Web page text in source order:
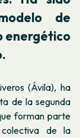
de
energético
(Ávila), ha
de la segunda
forman parte
de la